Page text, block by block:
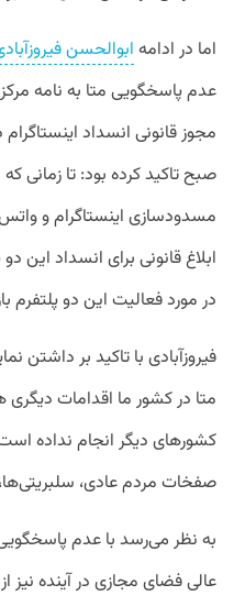
اما در ادامهابوالحسن
عدم پاسخگویی متا به نامه
مجوز قانونی انسداد
صبح تاکید کرده بود: تا زمانی
مسدودسازی اینستاگرام و
ابلاغ قانونی برای انسداد این
در مورد فعالیت این دو پلتفرم
فیروزآبادی با تاکید بر داشتن
متا در کشور ما اقدامات
کشورهای دیگر انجام نداده
صفخات مردم عادی،
به نظر می‌رسد با عدم
عالی فضای مجازی در آینده